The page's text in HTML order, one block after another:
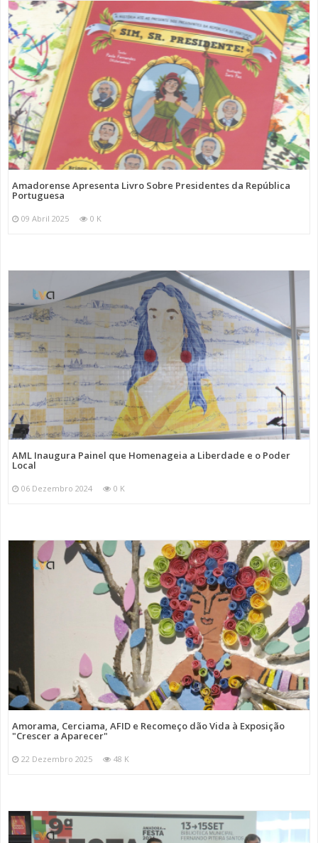
Amadorense Apresenta Livro Sobre Presidentes da República
Portuguesa
09 Abril 2025 0 K
AML Inaugura Painel que Homenageia a Liberdade e o Poder
Local
06 Dezembro 2024 0 K
Amorama, Cerciama, AFID e Recomeço dão Vida à Exposição
"Crescer a Aparecer"
22 Dezembro 2025 48 K